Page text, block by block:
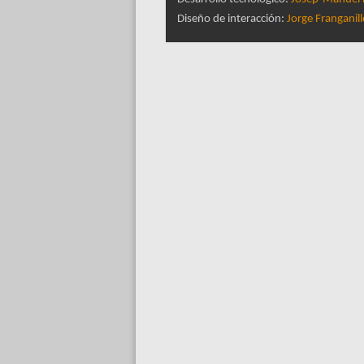
Diseño de interacción: Jorge